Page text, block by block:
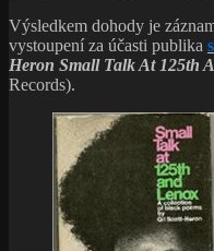
Výsledkem dohody je
vystoupení za účasti publika
Heron Small Talk At 125th
Records).